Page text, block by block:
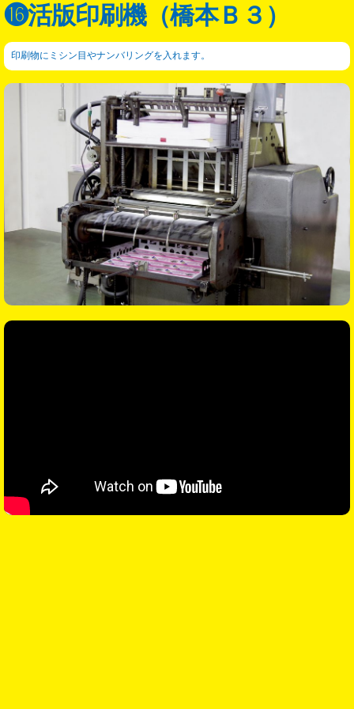
Skip
to
⓰活版印刷機（橋本Ｂ３）
印刷物にミシン目やナンバリングを入れます。